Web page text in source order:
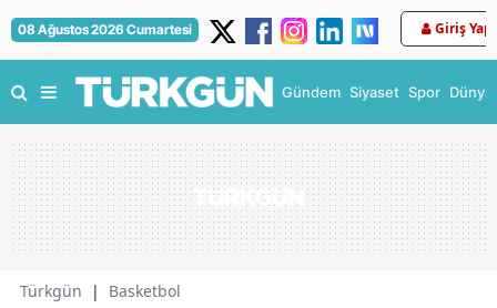
08 Ağustos 2026 Cumartesi Giriş Yap
Gündem Siyaset Spor Dünya
Türkgün | Basketbol